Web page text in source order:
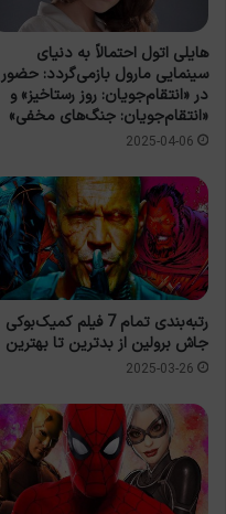
هایلی اتول احتمالاً به دنیای
سینمایی مارول بازمی‌گردد: حضور
در «انتقام‌جویان: روز رستاخیز» و
«انتقام‌جویان: جنگ‌های مخفی»
2025-04-06
رتبه‌بندی تمام 7 فیلم کمیک‌بوکی
جاش برولین از بدترین تا بهترین
2025-03-26